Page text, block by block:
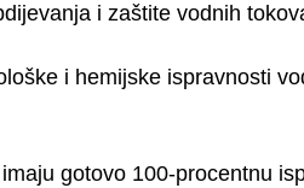
i zaštite vodnih
i hemijske ispravnosti
gotovo 100-procentnu